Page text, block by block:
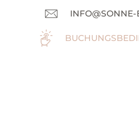
INFO@SONNE-